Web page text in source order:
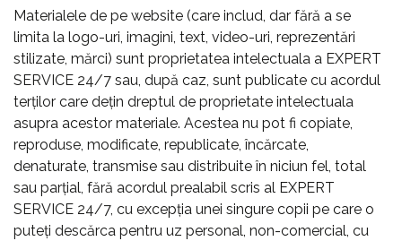
Materialele de pe website (care includ, dar fără a se
limita la logo-uri, imagini, text, video-uri, reprezentări
stilizate, mărci) sunt proprietatea intelectuala a EXPERT
SERVICE 24/7 sau, după caz, sunt publicate cu acordul
terților care dețin dreptul de proprietate intelectuala
asupra acestor materiale. Acestea nu pot fi copiate,
reproduse, modificate, republicate, încărcate,
denaturate, transmise sau distribuite în niciun fel, total
sau parțial, fără acordul prealabil scris al EXPERT
SERVICE 24/7, cu excepția unei singure copii pe care o
puteţi descărca pentru uz personal, non-comercial, cu